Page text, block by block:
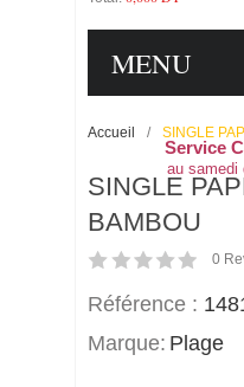
Service
au samedi
MENU
Accueil / SINGLE
SINGLE
BAMBOU
0
Référence :
Marque: Plage